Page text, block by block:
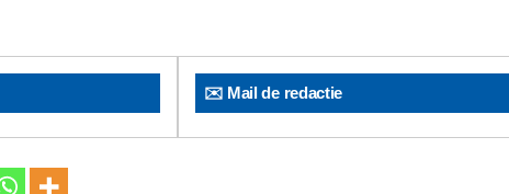
✉️ Mail de redactie